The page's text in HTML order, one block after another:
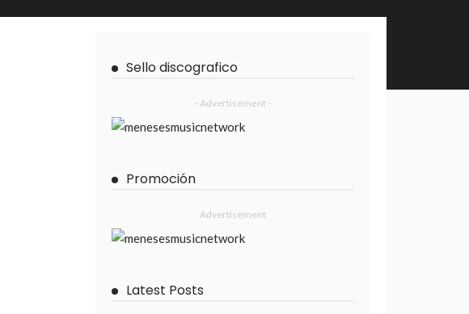
Sello discografico
- Advertisement -
Promoción
Advertisement
Latest Posts